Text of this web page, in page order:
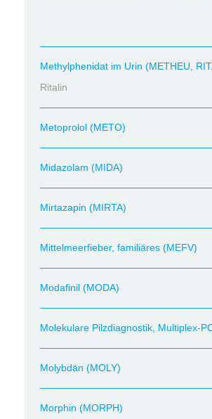
Methylphenidat im Urin (METHEU,
Ritalin
Metoprolol (METO)
Midazolam (MIDA)
Mirtazapin (MIRTA)
Mittelmeerfieber, familiäres (MEFV)
Modafinil (MODA)
Molekulare Pilzdiagnostik, Multiplex-
Molybdän (MOLY)
Morphin (MORPH)